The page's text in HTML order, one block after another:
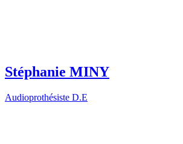
Stéphanie MINY
Audioprothésiste D.E